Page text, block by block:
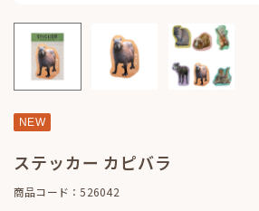
NEW
ステッカー カピバラ
商品コード：526042